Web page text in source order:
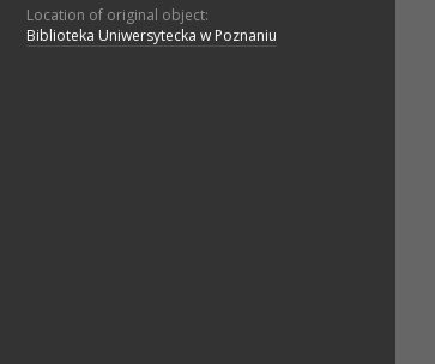
Location of original object:
Biblioteka Uniwersytecka w Poznaniu